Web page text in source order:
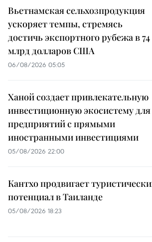
Вьетнамская сельхозпродукция
ускоряет темпы, стремясь
достичь экспортного рубежа в 74
млрд долларов США
06/08/2026 05:05
Ханой создает привлекательную
инвестиционную экосистему для
предприятий с прямыми
иностранными инвестициями
05/08/2026 22:00
Кантхо продвигает
потенциал в Таиланде
05/08/2026 18:23